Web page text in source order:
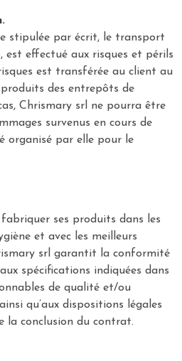
stipulée par écrit, le transport
est effectué aux risques et périls
est transférée au client au
des entrepôts de
Chrismary srl ne pourra être
survenus en cours de
organisé par elle pour le
fabriquer ses produits dans les
et avec les meilleurs
srl garantit la conformité
spécifications indiquées dans
de qualité et/ou
qu’aux dispositions légales
la conclusion du contrat.